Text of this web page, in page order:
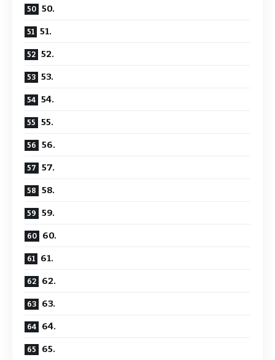
50.
51.
52.
53.
54.
55.
56.
57.
58.
59.
60.
61.
62.
63.
64.
65.